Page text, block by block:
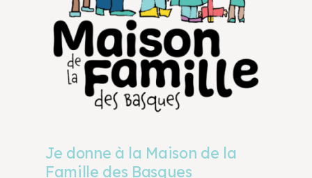
Je donne à la Maison de la
Famille des Basques